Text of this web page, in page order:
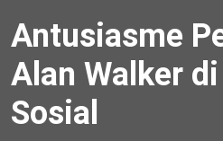
Antusiasme
Alan Walker
Sosial